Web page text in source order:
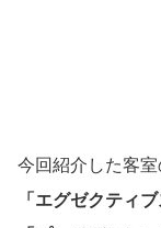
今回紹介した客室
「エグゼクティ